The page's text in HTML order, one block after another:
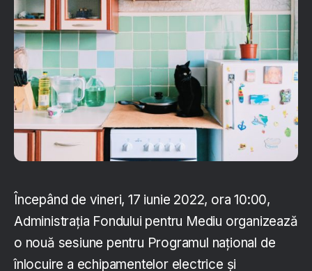
Începând de vineri, 17 iunie 2022, ora 10:00,
Administrația Fondului pentru Mediu organizează
o nouă sesiune pentru Programul naţional de
înlocuire a echipamentelor electrice şi